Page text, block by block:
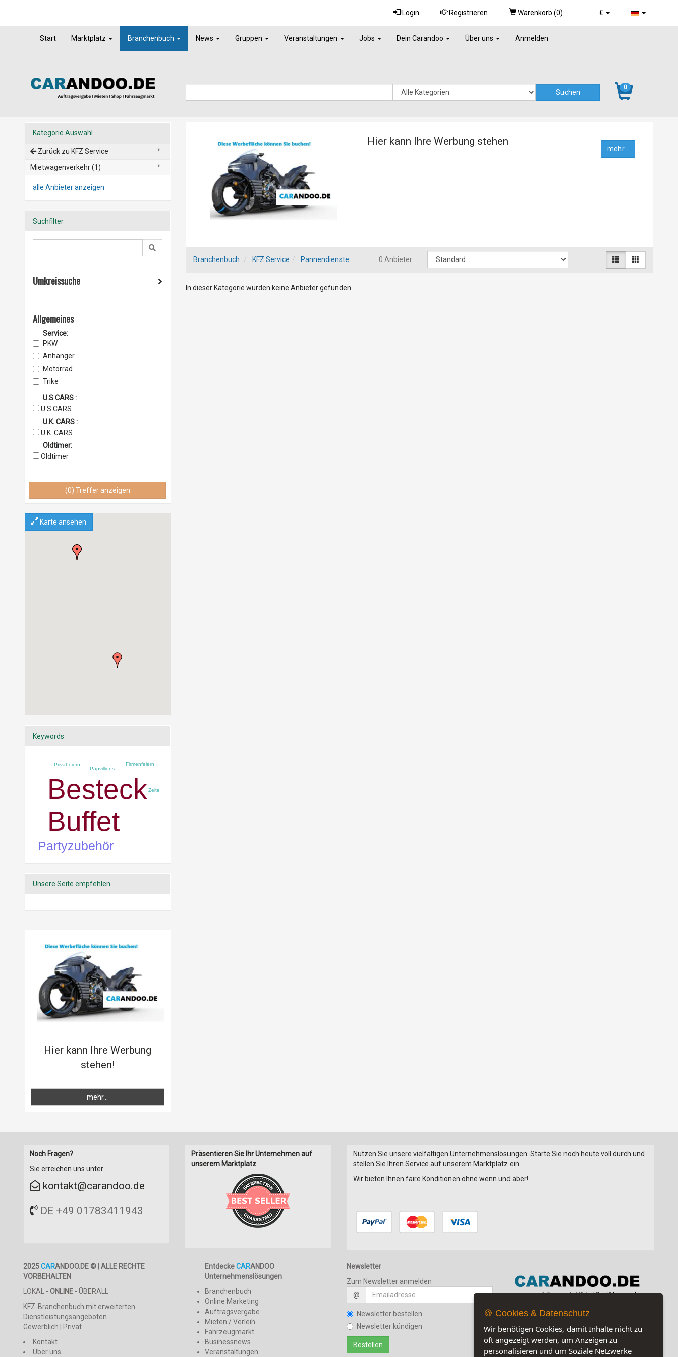
€
Login Registrieren Warenkorb (0)
Start Marktplatz Branchenbuch News Gruppen Veranstaltungen Jobs Dein Carandoo Über uns Anmelden
0
Hier kann Ihre Werbung stehen
mehr...
Branchenbuch KFZ Service Pannendienste 0 Anbieter
In dieser Kategorie wurden keine Anbieter gefunden.
Kategorie Auswahl
Zurück zu KFZ Service
Mietwagenverkehr (1)
alle Anbieter anzeigen
Suchfilter
Umkreissuche
Allgemeines
Service:
PKW
Anhänger
Motorrad
Trike
Motorroller
Quads
Nutzfahrzeuge
Transporter
Caravan
Wohnwagen
Landmaschinen
Baumaschinen
Kühlfahrzeuge
U.S CARS :
U.S CARS
U.K. CARS :
U.K. CARS
Oldtimer:
Oldtimer
(0) Treffer anzeigen
Karte ansehen
Keywords
Besteck
Buffet
Partyzubehör
Privatfeiern
Papvillions
Firmenfeiern
Zelte
Unsere Seite empfehlen
Hier kann Ihre Werbung
stehen!
mehr...
Noch Fragen?
Sie erreichen uns unter
kontakt@carandoo.de
DE +49 01783411943
Präsentieren Sie Ihr Unternehmen auf
unserem Marktplatz
Nutzen Sie unsere vielfältigen Unternehmenslösungen. Starte Sie noch heute voll durch und
stellen Sie Ihren Service auf unserem Marktplatz ein.
Wir bieten Ihnen faire Konditionen ohne wenn und aber!.
2025CARANDOO.DE © | ALLE RECHTE
VORBEHALTEN
LOKAL - ONLINE- ÜBERALL
KFZ-Branchenbuch mit erweiterten
Dienstleistungsangeboten
Gewerblich | Privat
Kontakt
Über uns
EntdeckeCARANDOO
Unternehmenslösungen
Branchenbuch
Online Marketing
Auftragsvergabe
Mieten / Verleih
Fahrzeugmarkt
Businessnews
Veranstaltungen
Newsletter
Zum Newsletter anmelden
@
Newsletter bestellen
Newsletter kündigen
Jetzt auf unserer Seite:15
🍪 Cookies & Datenschutz
Wir benötigen Cookies, damit Inhalte nicht zu
oft angezeigt werden, um Anzeigen zu
personalisieren und um Soziale Netzwerke